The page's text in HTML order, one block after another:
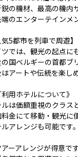
の機材、最高の機内
のエンターテインメ
5都市を列車で周遊】
では、観光の起点に
国ベルギーの首都ブ
アートや伝統を楽し
用ホテルについて》
は価額重視のクラス
金にて移動・観光に
アレンジも可能です。
ーアレンジが得意で